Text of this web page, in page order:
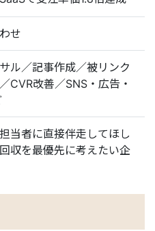
せ
ル／記事作成／被リンク
CVR改善／SNS・広告・
当者に直接伴走してほし
収を最優先に考えたい企